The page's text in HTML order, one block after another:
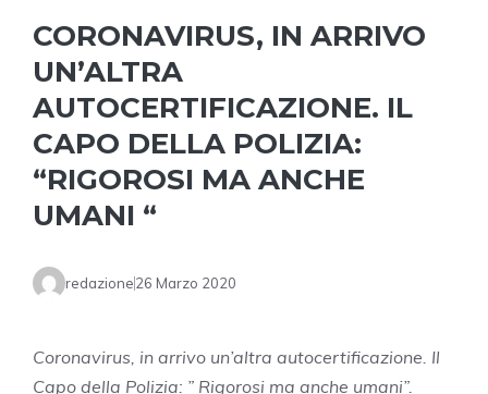
CORONAVIRUS, IN ARRIVO
UN’ALTRA
AUTOCERTIFICAZIONE. IL
CAPO DELLA POLIZIA:
“RIGOROSI MA ANCHE
UMANI “
redazione26 Marzo 2020
Coronavirus, in arrivo un’altra autocertificazione. Il
Capo della Polizia: ” Rigorosi ma anche umani”.